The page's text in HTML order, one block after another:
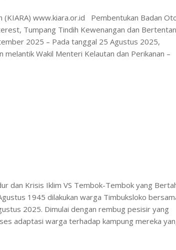
(KIARA) www.kiara.or.id Pembentukan Badan
Tumpang Tindih Kewenangan dan
2025 – Pada tanggal 25 Agustus 2025,
Wakil Menteri Kelautan dan Perikanan –
dan Krisis Iklim VS Tembok-Tembok yang
1945 dilakukan warga Timbuksloko
2025. Dimulai dengan rembug pesisir yang
adaptasi warga terhadap kampung mereka